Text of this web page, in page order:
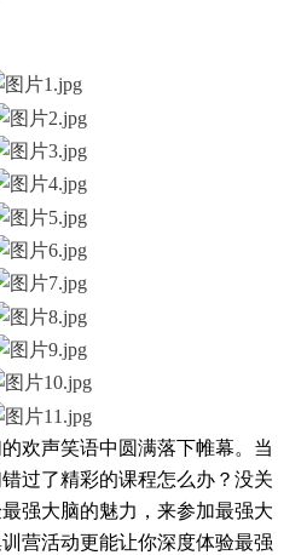
声笑语中圆满落下帷幕。当
过了精彩的课程怎么办？没关
强大脑的魅力，来参加最强大
营活动更能让你深度体验最强